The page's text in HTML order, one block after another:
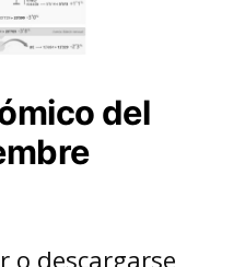
del
o descargarse